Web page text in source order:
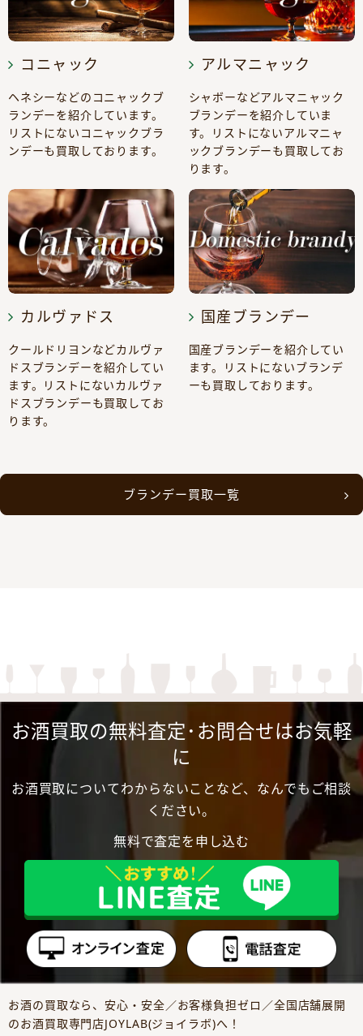
コニャック
ヘネシーなどのコニャックブ
ランデーを紹介しています。
リストにないコニャックブラ
ンデーも買取しております。
アルマニャック
シャボーなどアルマニャック
ブランデーを紹介していま
す。リストにないアルマニャ
ックブランデーも買取してお
ります。
カルヴァドス
クールドリヨンなどカルヴァ
ドスブランデーを紹介してい
ます。リストにないカルヴァ
ドスブランデーも買取してお
ります。
国産ブランデー
国産ブランデーを紹介してい
ます。リストにないブランデ
ーも買取しております。
ブランデー買取一覧
お酒買取の無料査定･お問合せはお気軽
に
お酒買取についてわからないことなど、なんでもご相談
ください。
無料で査定を申し込む
お酒の買取なら、安心・安全／お客様負担ゼロ／全国店舗展開
のお酒買取専門店JOYLAB(ジョイラボ)へ！